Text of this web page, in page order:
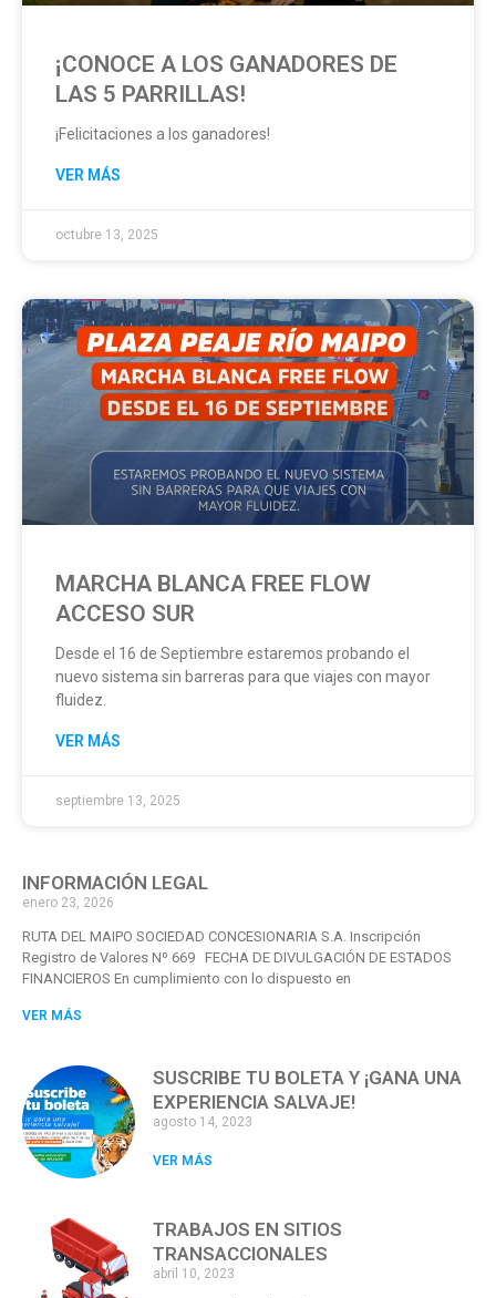
¡CONOCE A LOS GANADORES DE
LAS 5 PARRILLAS!
¡Felicitaciones a los ganadores!
VER MÁS
octubre 13, 2025
MARCHA BLANCA FREE FLOW
ACCESO SUR
Desde el 16 de Septiembre estaremos probando el
nuevo sistema sin barreras para que viajes con mayor
fluidez.
VER MÁS
septiembre 13, 2025
INFORMACIÓN LEGAL
enero 23, 2026
RUTA DEL MAIPO SOCIEDAD CONCESIONARIA S.A. Inscripción
Registro de Valores Nº 669 FECHA DE DIVULGACIÓN DE ESTADOS
FINANCIEROS En cumplimiento con lo dispuesto en
VER MÁS
SUSCRIBE TU BOLETA Y ¡GANA UNA
EXPERIENCIA SALVAJE!
agosto 14, 2023
VER MÁS
TRABAJOS EN SITIOS
TRANSACCIONALES
abril 10, 2023